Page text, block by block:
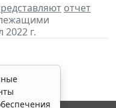
отчет
2022 г.